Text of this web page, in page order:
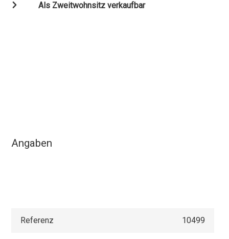
Als Zweitwohnsitz verkaufbar
Angaben
Referenz 10499